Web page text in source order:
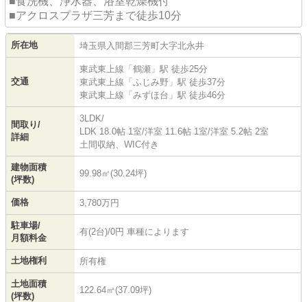
■アクロスプラザ三芳まで徒歩10分
所在地 埼玉県入間郡三芳町大字北永井
交通
東武東上線 「 鶴瀬 」駅 徒歩25分
東武東上線 「 ふじみ野 」駅 徒歩37分
東武東上線 「 みずほ台 」駅 徒歩46分
間取り/
詳細
3LDK/
LDK 18.0帖 1室/洋室 11.6帖 1室/洋室 5.2帖 2室
土間収納、WIC付き
建物面積
(坪数)
99.98㎡(30.24坪)
価格 3,780万円
駐車場/
月額料金
有(2台)/0円 車種によります
土地権利 所有権
土地面積
(坪数)
122.64㎡(37.09坪)